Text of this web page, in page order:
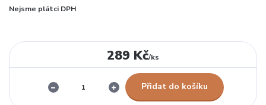
Nejsme plátci DPH
289 Kč/ks
Přidat do košíku